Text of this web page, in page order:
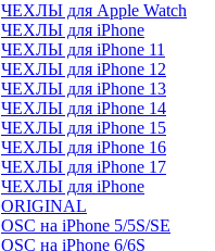
ЧЕХЛЫ для Apple Watch
ЧЕХЛЫ для iPhone
ЧЕХЛЫ для iPhone 11
ЧЕХЛЫ для iPhone 12
ЧЕХЛЫ для iPhone 13
ЧЕХЛЫ для iPhone 14
ЧЕХЛЫ для iPhone 15
ЧЕХЛЫ для iPhone 16
ЧЕХЛЫ для iPhone 17
ЧЕХЛЫ для iPhone
ORIGINAL
OSC на iPhone 5/5S/SE
OSC на iPhone 6/6S